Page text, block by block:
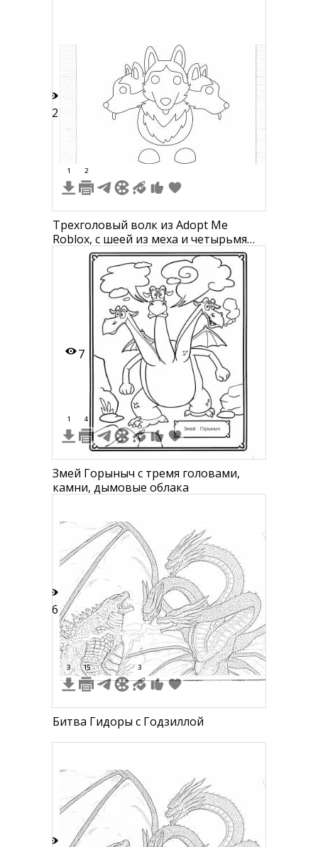
12
1 2
Трехголовый волк из Adopt Me
Roblox, с шеей из меха и четырьмя
лапами на фоне.
7
1 4 2
Змей Горыныч с тремя головами,
камни, дымовые облака
26
3 15 3
Битва Гидоры с Годзиллой